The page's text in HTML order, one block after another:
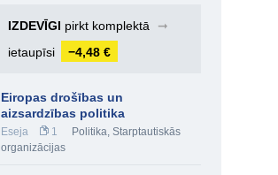
IZDEVĪGI pirkt komplektā
➞
ietaupīsi
−4,48 €
Eiropas drošības un
aizsardzības politika
Eseja 1 Politika, Starptautiskās
organizācijas